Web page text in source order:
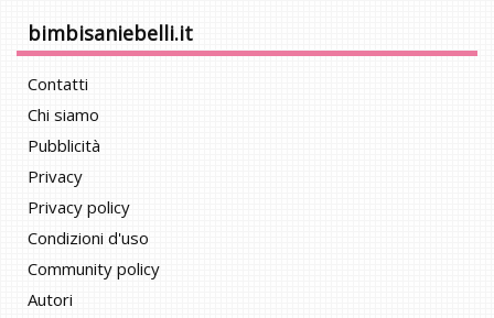
bimbisaniebelli.it
Contatti
Chi siamo
Pubblicità
Privacy
Privacy policy
Condizioni d'uso
Community policy
Autori